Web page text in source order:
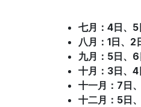
七月：4日、 5
八月：1日、 2
九月：5日、 6
十月 ：3日、 4
十一月 ：7日、
十二月 ：5日、